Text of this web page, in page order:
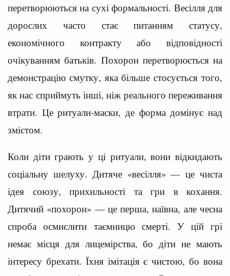
перетворюються на сухі формальності. Весілля для
дорослих часто стає питанням статусу,
економічного контракту або відповідності
очікуванням батьків. Похорон перетворюється на
демонстрацію смутку, яка більше стосується того,
як нас сприймуть інші, ніж реального переживання
втрати. Це ритуали-маски, де форма домінує над
змістом.
Коли діти грають у ці ритуали, вони відкидають
соціальну шелуху. Дитяче «весілля» — це чиста
ідея союзу, прихильності та гри в кохання.
Дитячий «похорон» — це перша, наївна, але чесна
спроба осмислити таємницю смерті. У цій грі
немає місця для лицемірства, бо діти не мають
інтересу брехати. Їхня імітація є чистою, бо вона